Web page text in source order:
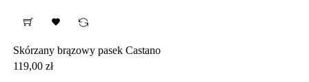

Skórzany brązowy pasek Castano
Cena
119,00 zł